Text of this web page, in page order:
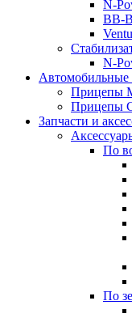
N-
BB-
N-
Прицепы
Прицепы
Запчасти и
По
По